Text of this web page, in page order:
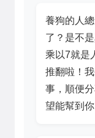
養狗的人
了？是不
乘以7就是
推翻啦！
事，順便
望能幫到你